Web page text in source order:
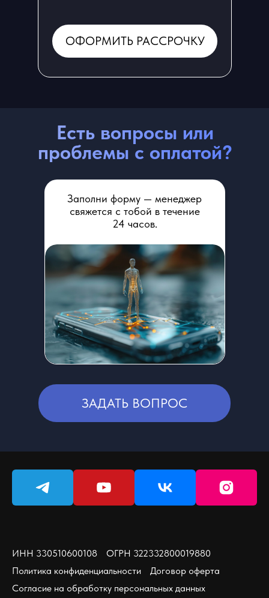
ОФОРМИТЬ РАССРОЧКУ
Для первых 10 участников
Есть вопросы или
проблемы с оплатой?
Заполни форму — менеджер
свяжется с тобой в течение
24 часов.
ЗАДАТЬ ВОПРОС
ЕСТЬ ВОПРОСЫ ИЛИ
ПРОБЛЕМЫ С ОПЛАТОЙ?
ИНН 330510600108
ОГРН 322332800019880
Политика конфиденциальности
Договор оферта
Согласие на обработку персональных данных